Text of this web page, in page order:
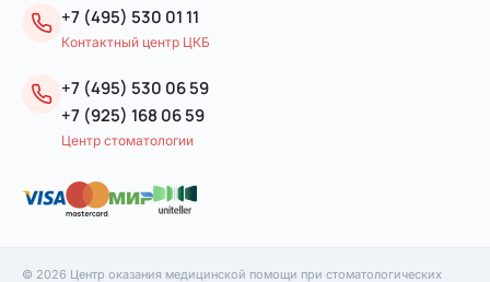
+7 (495) 530 01 11
Контактный центр ЦКБ
+7 (495) 530 06 59
+7 (925) 168 06 59
Центр стоматологии
© 2026 Центр оказания медицинской помощи при стоматологических